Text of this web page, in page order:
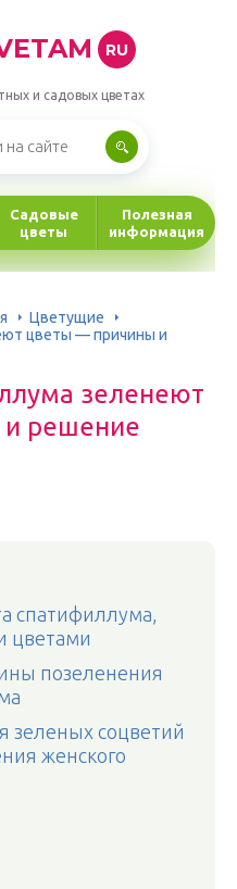
RU
и садовых цветах
Садовые
цветы
Полезная
информация
Цветущие
цветы — причины и
зеленеют
решение
спатифиллума,
цветами
позеленения
зеленых соцветий
женского